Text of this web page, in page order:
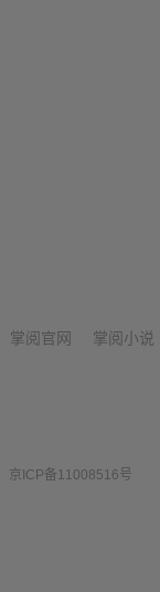
掌阅官网 掌阅小说
京ICP备11008516号